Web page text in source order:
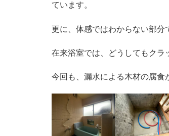
ています。
更に、体感ではわからない部分
在来浴室では、どうしてもクラ
今回も、漏水による木材の腐食